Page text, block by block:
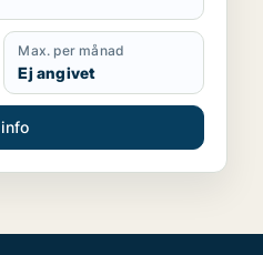
Max. per månad
Ej angivet